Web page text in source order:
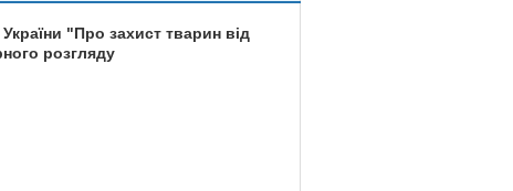
"Про захист тварин від
розгляду